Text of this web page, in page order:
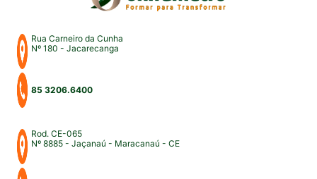
Rua Carneiro da Cunha
Nº 180 - Jacarecanga
85 3206.6400
Rod. CE-065
Nº 8885 - Jaçanaú - Maracanaú - CE